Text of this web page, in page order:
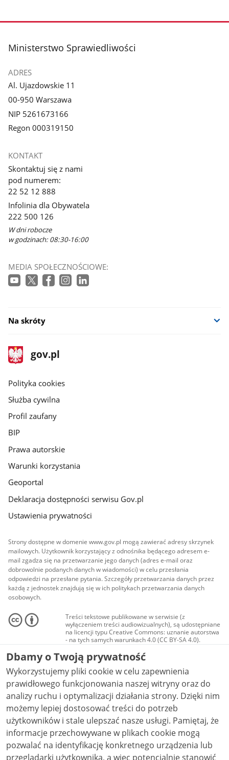
stopka
Ministerstwo Sprawiedliwości
ADRES
Al. Ujazdowskie 11
00-950 Warszawa
NIP 5261673166
Regon 000319150
KONTAKT
Skontaktuj się z nami
pod numerem:
22 52 12 888
Infolinia dla Obywatela
222 500 126
W dni robocze
w godzinach: 08:30-16:00
MEDIA SPOŁECZNOŚCIOWE:
Na skróty
stopka
gov.pl
Strona
gov.pl
gov.pl
Polityka cookies
Służba cywilna
Profil zaufany
BIP
Prawa autorskie
Warunki korzystania
Geoportal
Deklaracja dostępności serwisu Gov.pl
Ustawienia prywatności
Strony dostępne w domenie www.gov.pl mogą zawierać adresy skrzynek
mailowych. Użytkownik korzystający z odnośnika będącego adresem e-
mail zgadza się na przetwarzanie jego danych (adres e-mail oraz
dobrowolnie podanych danych w wiadomości) w celu przesłania
odpowiedzi na przesłane pytania. Szczegóły przetwarzania danych przez
każdą z jednostek znajdują się w ich politykach przetwarzania danych
osobowych.
Treści tekstowe publikowane w serwisie (z
wyłączeniem treści audiowizualnych), są udostępniane
na licencji typu Creative Commons: uznanie autorstwa
- na tych samych warunkach 4.0 (CC BY-SA 4.0).
Materiały audiowizualne, w tym zdjęcia, materiały
audio i wideo, są udostępniane na licencji typu
Creative Commons: uznanie autorstwa użycie
niekomercyjne - bez utworów zależnych 4.0 (CC BY-
NC-ND 4.0), o ile nie jest to stwierdzone inaczej.
Dbamy o Twoją prywatność
Wykorzystujemy pliki cookie w celu zapewnienia
prawidłowego funkcjonowania naszej witryny oraz do
analizy ruchu i optymalizacji działania strony. Dzięki nim
możemy lepiej dostosować treści do potrzeb
użytkowników i stale ulepszać nasze usługi. Pamiętaj, że
informacje przechowywane w plikach cookie mogą
pozwalać na identyfikację konkretnego urządzenia lub
przeglądarki użytkownika, a więc potencjalnie stanowić